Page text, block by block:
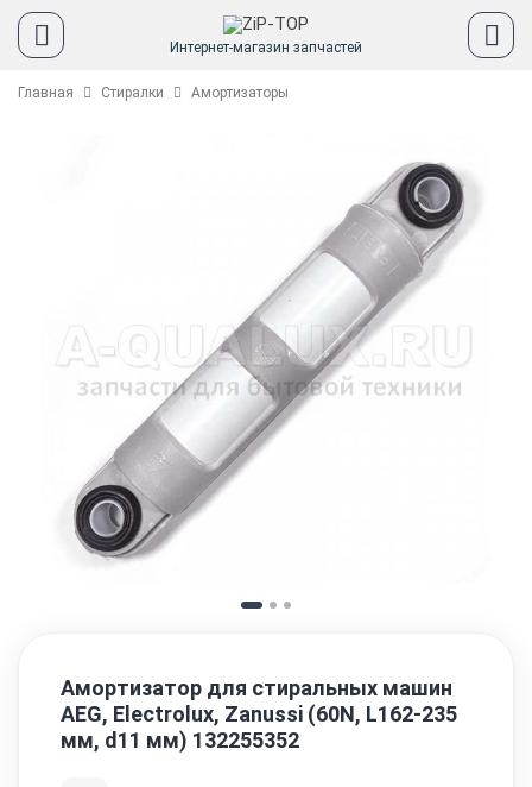
Интернет-магазин запчастей
Главная Стиралки Амортизаторы
Амортизатор для стиральных машин
AEG, Electrolux, Zanussi (60N, L162-235
мм, d11 мм) 132255352